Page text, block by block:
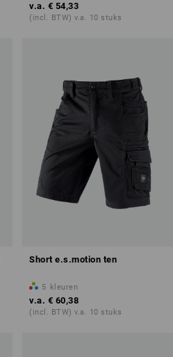
v.a. € 54,33
(incl. BTW) v.a. 10 stuks
Short e.s.motion ten
5 kleuren
v.a. € 60,38
(incl. BTW) v.a. 10 stuks